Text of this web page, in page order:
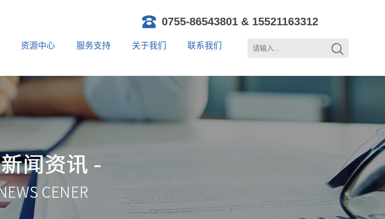
0755-86543801 & 15521163312
资源中心 服务支持 关于我们 联系我们